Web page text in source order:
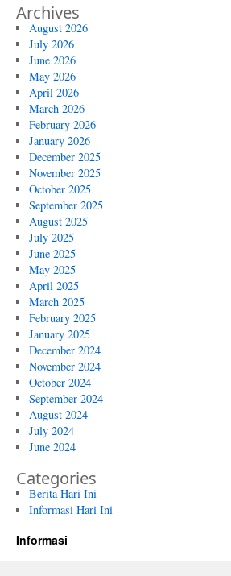
Archives
August 2026
July 2026
June 2026
May 2026
April 2026
March 2026
February 2026
January 2026
December 2025
November 2025
October 2025
September 2025
August 2025
July 2025
June 2025
May 2025
April 2025
March 2025
February 2025
January 2025
December 2024
November 2024
October 2024
September 2024
August 2024
July 2024
June 2024
Categories
Berita Hari Ini
Informasi Hari Ini
Informasi